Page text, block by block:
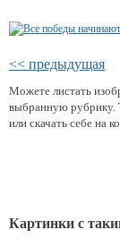
<< предыдущая
Можете листать
выбранную рубрику.
или скачать себе на
Картинки с